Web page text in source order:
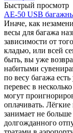
Быстрый просмотр
AE-50 USB
Иначе, как
весы для багажа
зависимости от
кладью, или всей
быть, вы уже
набитыми
по весу багажа
перевес в
могут
оплачивать.
занимает не
долгожданного